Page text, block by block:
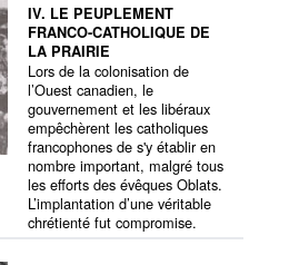
IV. LE PEUPLEMENT
FRANCO-CATHOLIQUE DE
LA PRAIRIE
Lors de la colonisation de
l’Ouest canadien, le
gouvernement et les libéraux
empêchèrent les catholiques
francophones de s'y établir en
nombre important, malgré tous
les efforts des évêques Oblats.
L’implantation d’une véritable
chrétienté fut compromise.